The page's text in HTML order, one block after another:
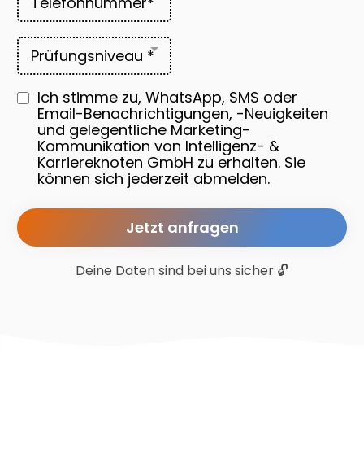
Prüfungsniveau *
Ich stimme zu, WhatsApp, SMS oder
Email-Benachrichtigungen, -Neuigkeiten
und gelegentliche Marketing-
Kommunikation von Intelligenz- &
Karriereknoten GmbH zu erhalten. Sie
können sich jederzeit abmelden.
Jetzt anfragen
Deine Daten sind bei uns sicher 🔓